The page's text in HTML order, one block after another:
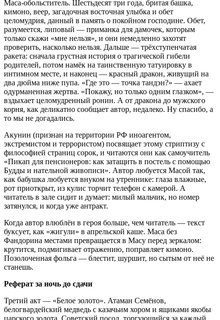
Маса-обольститель. Шестьдесят три года, бритая башка,
кимоно, веер, загадочная восточная улыбка и обет
целомудрия, данный в память о покойном господине. Обет,
разумеется, липовый — приманка для дамочек, которым
только скажи «мне нельзя», и они немедленно захотят
проверить, насколько нельзя. Дальше — трёхступенчатая
ракета: сначала грустная история о трагической гибели
родителей, потом намёк на таинственную татуировку в
интимном месте, и наконец — красный дракон, живущий на
два дюйма ниже пупа. «Где это — точка тандэн?» — ахает
одурманенная жертва. «Покажу, но только одним глазком», —
вздыхает целомудренный ронин. А от дракона до мужского
корня, как деликатно сообщает автор, недалеко. Ну спасибо, а
то мы не догадались.
Акунин (признан на территории РФ иноагентом,
экстремистом и террористом) посвящает этому стриптизу с
философией страниц сорок, и читаются они как самоучитель
«Пикап для пенсионеров: как затащить в постель с помощью
Будды и нательной живописи». Автор любуется Масой так,
как бабушка любуется внуком на утреннике: глаза влажные,
рот приоткрыт, из кулис торчит телефон с камерой. А
читатель в зале сидит и думает: милый мальчик, но номер
затянулся, и когда уже антракт.
Когда автор влюблён в героя больше, чем читатель — текст
буксует, как «жигули» в апрельской каше. Маса без
Фандорина местами превращается в Масу перед зеркалом:
крутится, подмигивает отражению, поправляет кимоно.
Позолоченная фольга — блестит, шуршит, но сытым от неё не
станешь.
Реферат за ночь до сдачи
Третий акт — «Белое золото». Атаман Семёнов,
белогвардейский медведь с казачьим хором и ящиками якобы
царского золота. Советский посол, торгующийся за каждый